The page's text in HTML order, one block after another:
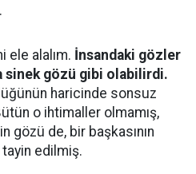
ele alalım. İnsandaki gözler
sinek gözü gibi olabilirdi.
haricinde sonsuz
o ihtimaller olmamış,
gözü de, bir başkasının
edilmiş.